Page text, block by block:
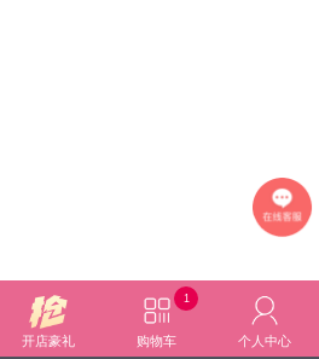
开店豪礼 购物车
1
个人中心